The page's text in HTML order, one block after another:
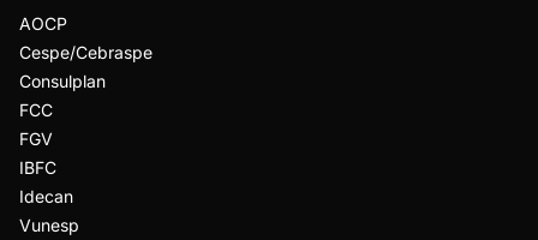
AOCP
Cespe/Cebraspe
Consulplan
FCC
FGV
IBFC
Idecan
Vunesp